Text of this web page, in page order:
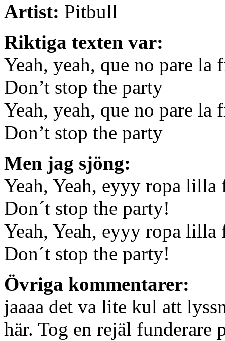
Artist: Pitbull
Riktiga texten var:
Yeah, yeah, que no pare la
Don’t stop the party
Yeah, yeah, que no pare la
Don’t stop the party
Men jag sjöng:
Yeah, Yeah, eyyy ropa
Don´t stop the party!
Yeah, Yeah, eyyy ropa
Don´t stop the party!
Övriga kommentarer:
jaaaa det va lite kul att
här. Tog en rejäl funderare